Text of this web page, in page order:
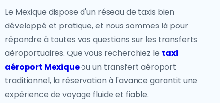
du Nevado de Toluca. Pour les aventuriers urbains,
Mexico, Guadalajara et Monterrey offrent une vie
nocturne animée, des magasins de premier ordre et
des options de divertissement variées.
Hors des sentiers battus
Pour ceux qui recherchent des joyaux cachés, le
Le Mexique dispose d'un réseau de taxis bien
développé et pratique, et nous sommes là pour
répondre à toutes vos questions sur les transferts
aéroportuaires. Que vous recherchiez le taxi
aéroport Mexiqueou un transfert aéroport
traditionnel, la réservation à l'avance garantit une
expérience de voyage fluide et fiable.